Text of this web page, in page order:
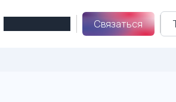
Связаться